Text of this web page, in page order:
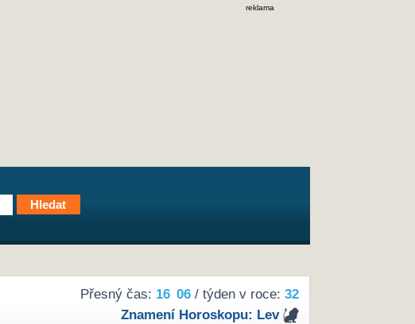
reklama
Přesný čas: 16 06/ týden v roce: 32
Znamení Horoskopu: Lev